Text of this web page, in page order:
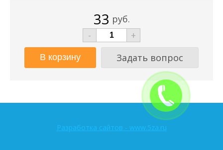
33 руб.
-
+
Задать вопрос
Разработка сайтов - www.5za.ru